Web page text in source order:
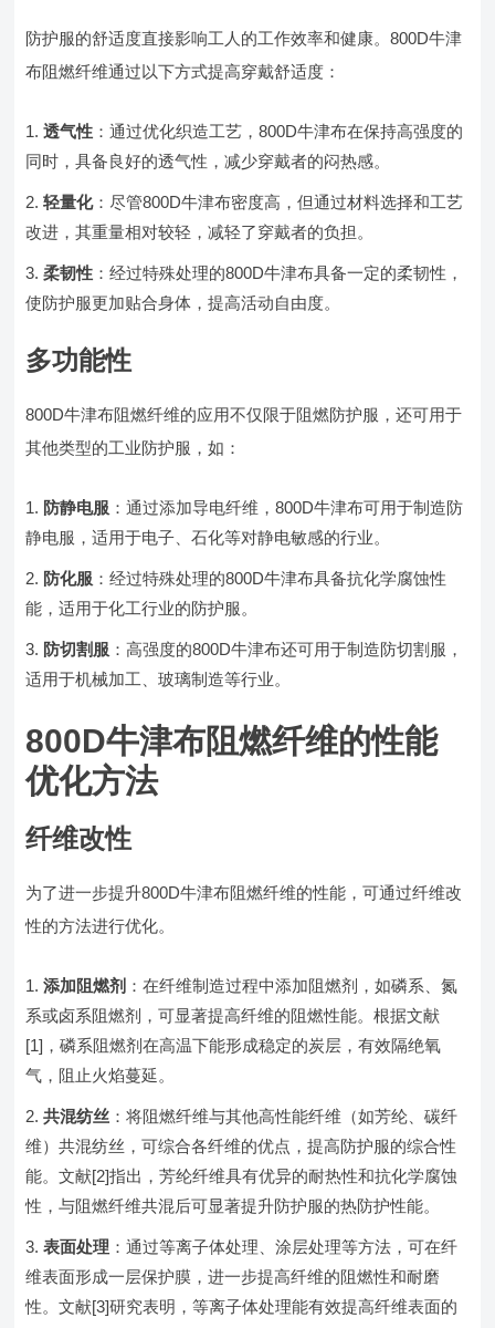
防护服的舒适度直接影响工人的工作效率和健康。800D牛津
布阻燃纤维通过以下方式提高穿戴舒适度：
透气性 ：通过优化织造工艺，800D牛津布在保持高强度的
同时，具备良好的透气性，减少穿戴者的闷热感。
轻量化：尽管800D牛津布密度高，但通过材料选择和工艺
改进，其重量相对较轻，减轻了穿戴者的负担。
柔韧性 ：经过特殊处理的800D牛津布具备一定的柔韧性，
使防护服更加贴合身体，提高活动自由度。
多功能性
800D牛津布阻燃纤维的应用不仅限于阻燃防护服，还可用于
其他类型的工业防护服，如：
防静电服 ：通过添加导电纤维，800D牛津布可用于制造防
静电服，适用于电子、石化等对静电敏感的行业。
防化服 ：经过特殊处理的800D牛津布具备抗化学腐蚀性
能，适用于化工行业的防护服。
防切割服 ：高强度的800D牛津布还可用于制造防切割服，
适用于机械加工、玻璃制造等行业。
800D牛津布阻燃纤维的性能
优化方法
纤维改性
为了进一步提升800D牛津布阻燃纤维的性能，可通过纤维改
性的方法进行优化。
添加阻燃剂 ：在纤维制造过程中添加阻燃剂，如磷系、氮
系或卤系阻燃剂，可显著提高纤维的阻燃性能。根据文献
[1]，磷系阻燃剂在高温下能形成稳定的炭层，有效隔绝氧
气，阻止火焰蔓延。
共混纺丝 ：将阻燃纤维与其他高性能纤维（如芳纶、碳纤
维）共混纺丝，可综合各纤维的优点，提高防护服的综合性
能。文献[2]指出，芳纶纤维具有优异的耐热性和抗化学腐蚀
性，与阻燃纤维共混后可显著提升防护服的热防护性能。
表面处理 ：通过等离子体处理、涂层处理等方法，可在纤
维表面形成一层保护膜，进一步提高纤维的阻燃性和耐磨
性。文献[3]研究表明，等离子体处理能有效提高纤维表面的